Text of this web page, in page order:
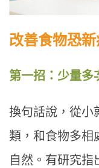
改善食物恐
第一招：少量多
換句話說，從小
類，和食物多相
自然。有研究